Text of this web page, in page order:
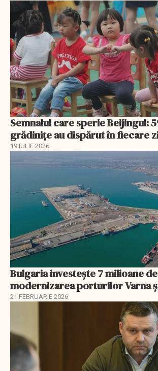
Semnalul care sperie Beijingul:
grădinițe au dispărut în fiecare
19 IULIE 2026
Bulgaria investește 7 milioane
modernizarea porturilor Varna
21 FEBRUARIE 2026